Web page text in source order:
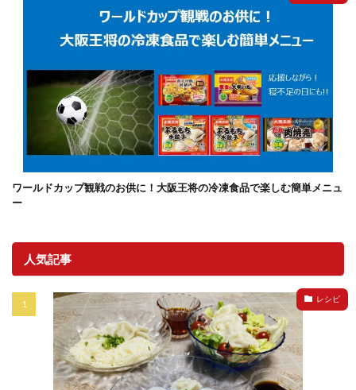
ワールドカップ観戦のお供に！大阪王将の冷凍食品で楽しむ簡単メニュ
ー
人気記事
レシピ